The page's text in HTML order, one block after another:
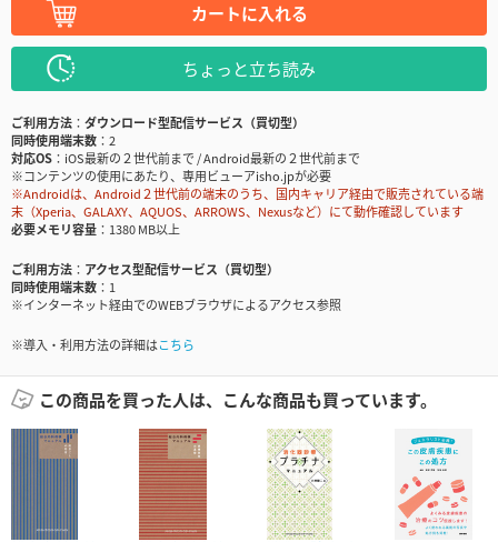
カートに入れる
ちょっと立ち読み
ご利用方法
ダウンロード型配信サービス（買切型）
同時使用端末数
2
対応OS
iOS最新の２世代前まで / Android最新の２世代前まで
※コンテンツの使用にあたり、専用ビューアisho.jpが必要
※Androidは、Android２世代前の端末のうち、国内キャリア経由で販売されている端
末（Xperia、GALAXY、AQUOS、ARROWS、Nexusなど）にて動作確認しています
必要メモリ容量
1380 MB以上
ご利用方法
アクセス型配信サービス（買切型）
同時使用端末数
1
※インターネット経由でのWEBブラウザによるアクセス参照
※導入・利用方法の詳細はこちら
この商品を買った人は、こんな商品も買っています。